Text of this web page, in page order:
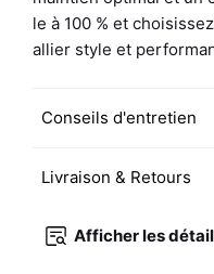
le à 100 % et
allier style et
Conseils d'entretien
Livraison & Retours
Afficher les